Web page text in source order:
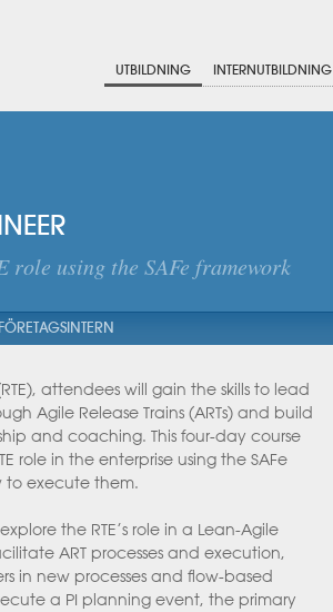
UTBILDNING INTERNUTBILDNING
role using the SAFe framework
attendees will gain the skills to lead
Agile Release Trains (ARTs) and build
and coaching. This four-day course
role in the enterprise using the SAFe
to execute them.
the RTE’s role in a Lean-Agile
ART processes and execution,
in new processes and flow-based
a PI planning event, the primary